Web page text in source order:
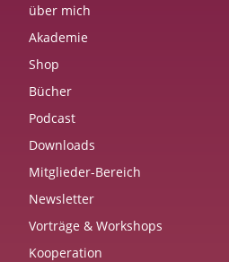
über mich
Akademie
Shop
Bücher
Podcast
Downloads
Mitglieder-Bereich
Newsletter
Vorträge & Workshops
Kooperation